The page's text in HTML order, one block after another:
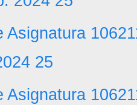
Asignatura
25
Asignatura